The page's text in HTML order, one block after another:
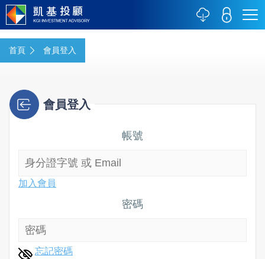
首頁 會員登入
會員登入
帳號
加入會員
密碼
忘記密碼